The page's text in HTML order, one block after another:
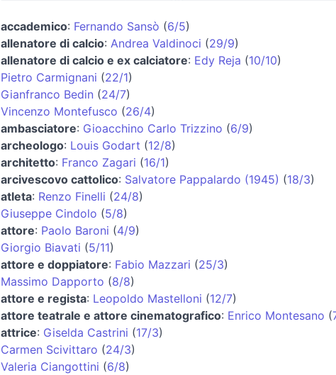
accademico: Fernando Sansò (6/5)
allenatore di calcio: Andrea Valdinoci (29/9)
allenatore di calcio e ex calciatore: Edy Reja (10/10)
Pietro Carmignani (22/1)
Gianfranco Bedin (24/7)
Vincenzo Montefusco (26/4)
ambasciatore: Gioacchino Carlo Trizzino (6/9)
archeologo: Louis Godart (12/8)
architetto: Franco Zagari (16/1)
arcivescovo cattolico: Salvatore Pappalardo (1945) (18/3)
atleta: Renzo Finelli (24/8)
Giuseppe Cindolo (5/8)
attore: Paolo Baroni (4/9)
Giorgio Biavati (5/11)
attore e doppiatore: Fabio Mazzari (25/3)
Massimo Dapporto (8/8)
attore e regista: Leopoldo Mastelloni (12/7)
attore teatrale e attore cinematografico: Enrico Montesano (
attrice: Giselda Castrini (17/3)
Carmen Scivittaro (24/3)
Valeria Ciangottini (6/8)